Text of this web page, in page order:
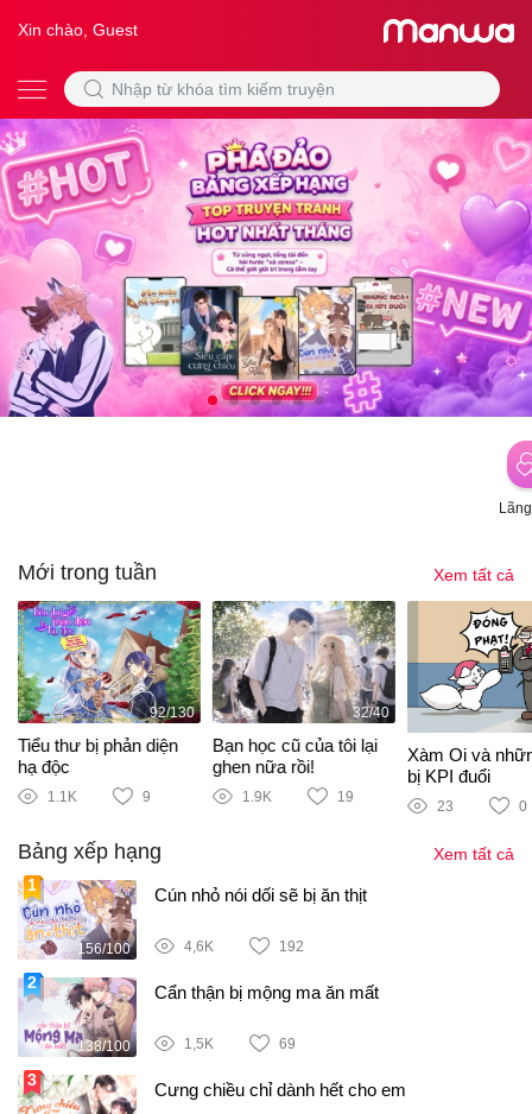
Xin chào, Guest
Mới trong tuần Xem tất cả
92/130
Tiểu thư bị phản diện
hạ độc
1.1K 9
32/40
Bạn học cũ của tôi lại
ghen nữa rồi!
1.9K 19
Xàm Oi và
bị KPI đuổi
23 0
Bảng xếp hạng Xem tất cả
156/100
Cún nhỏ nói dối sẽ bị ăn thịt
4,6K 192
138/100
Cẩn thận bị mộng ma ăn mất
1,5K 69
Cưng chiều chỉ dành hết cho em